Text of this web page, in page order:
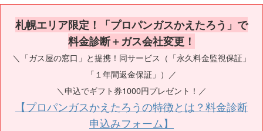
札幌エリア限定！「プロパンガスかえたろう」で
料金診断＋ガス会社変更！
＼「ガス屋の窓口」と提携！同サービス（「永久料金監視保証」
「１年間返金保証」）／
＼申込でギフト券1000円プレゼント！／
【プロパンガスかえたろうの特徴とは？料金診断
申込みフォーム】